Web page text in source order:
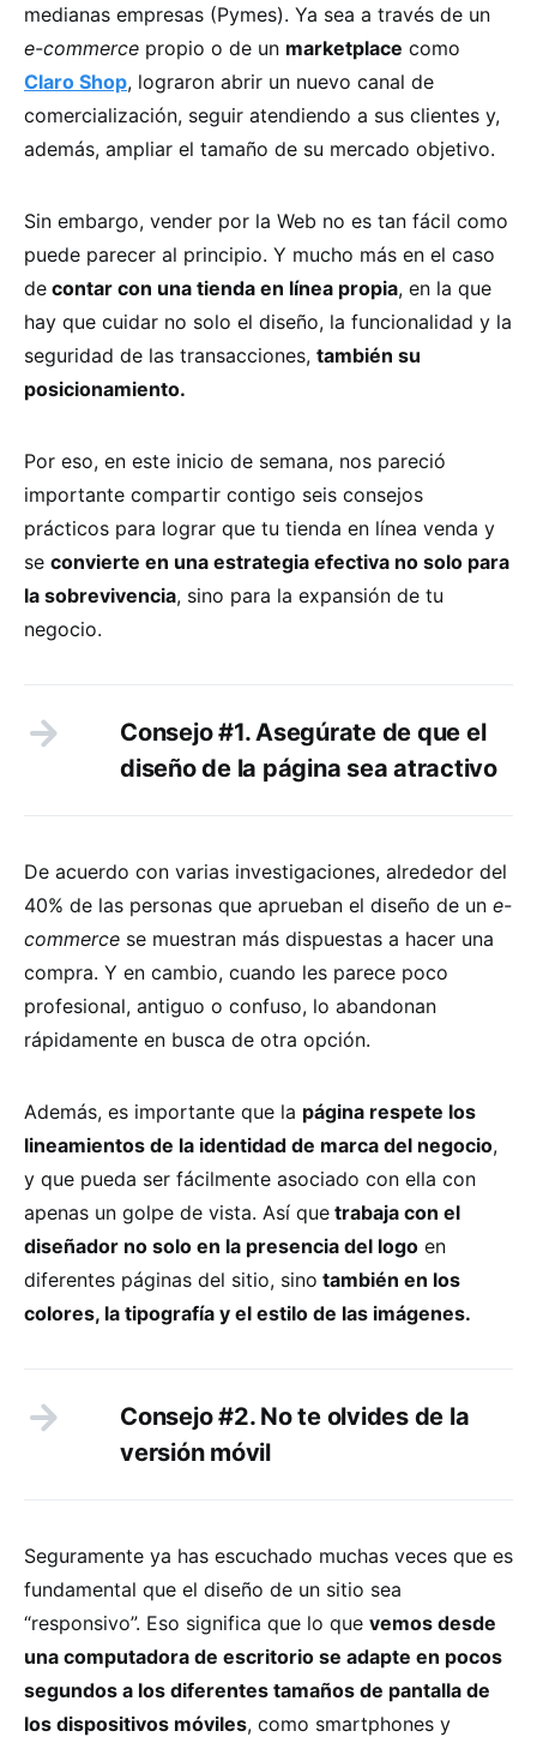
medianas empresas (Pymes). Ya sea a través de un
e-commerce propio o de un marketplace como
Claro Shop, lograron abrir un nuevo canal de
comercialización, seguir atendiendo a sus clientes y,
además, ampliar el tamaño de su mercado objetivo.
Sin embargo, vender por la Web no es tan fácil como
puede parecer al principio. Y mucho más en el caso
de contar con una tienda en línea propia, en la que
hay que cuidar no solo el diseño, la funcionalidad y la
seguridad de las transacciones, también su
posicionamiento.
Por eso, en este inicio de semana, nos pareció
importante compartir contigo seis consejos
prácticos para lograr que tu tienda en línea venda y
se convierte en una estrategia efectiva no solo para
la sobrevivencia, sino para la expansión de tu
negocio.
Consejo #1. Asegúrate de que el
diseño de la página sea atractivo
De acuerdo con varias investigaciones, alrededor del
40% de las personas que aprueban el diseño de un e-
commerce se muestran más dispuestas a hacer una
compra. Y en cambio, cuando les parece poco
profesional, antiguo o confuso, lo abandonan
rápidamente en busca de otra opción.
Además, es importante que la página respete los
lineamientos de la identidad de marca del negocio,
y que pueda ser fácilmente asociado con ella con
apenas un golpe de vista. Así que trabaja con el
diseñador no solo en la presencia del logo en
diferentes páginas del sitio, sino también en los
colores, la tipografía y el estilo de las imágenes.
Consejo #2. No te olvides de la
versión móvil
Seguramente ya has escuchado muchas veces que es
fundamental que el diseño de un sitio sea
“responsivo”. Eso significa que lo que vemos desde
una computadora de escritorio se adapte en pocos
segundos a los diferentes tamaños de pantalla de
los dispositivos móviles, como smartphones y